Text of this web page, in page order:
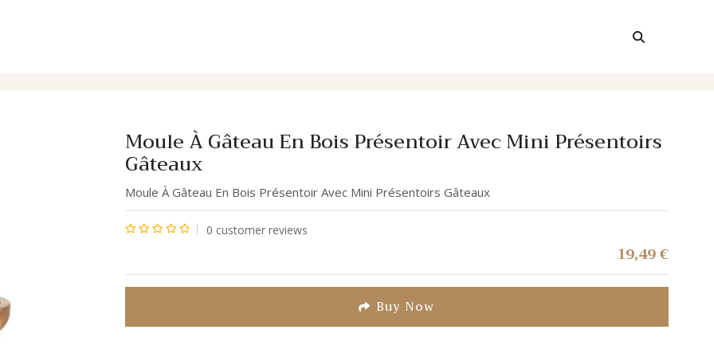
Moule À Gâteau En Bois Présentoir Avec Mini Présentoirs
Gâteaux
Moule À Gâteau En Bois Présentoir Avec Mini Présentoirs Gâteaux
sur
0 customer reviews
19,49€
Buy Now